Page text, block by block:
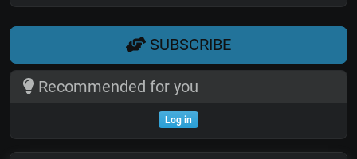
SUBSCRIBE
Recommended for you
Log in